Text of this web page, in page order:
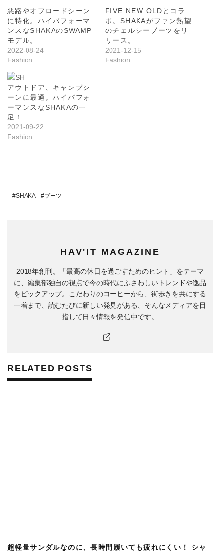
悪路やオフロードシーン
に特化。ハイパフォーマ
ンスなSHAKAのSWAMP
モデル。
2022-08-24
Fashion
FIVE NEW OLDとコラ
ボ。SHAKAがファン熱望
のチェルシーブーツをリ
リース。
2021-12-15
Fashion
アウトドア、キャンプシ
ーンに最適。ハイパフォ
ーマンスなSHAKAの一
足！
2021-09-22
Fashion
SHAKA ブーツ
HAV'IT MAGAZINE
2018年創刊。「最高の休日を過ごすためのヒント」をテーマ
に、編集部独自の視点で今の時代にふさわしいトレンドや逸品
をピックアップ。こだわりのコーヒーから、街歩きを共にする
一着まで、読むたびに新しい発見がある、そんなメディアを目
指して日々情報を発信中です。
RELATED POSTS